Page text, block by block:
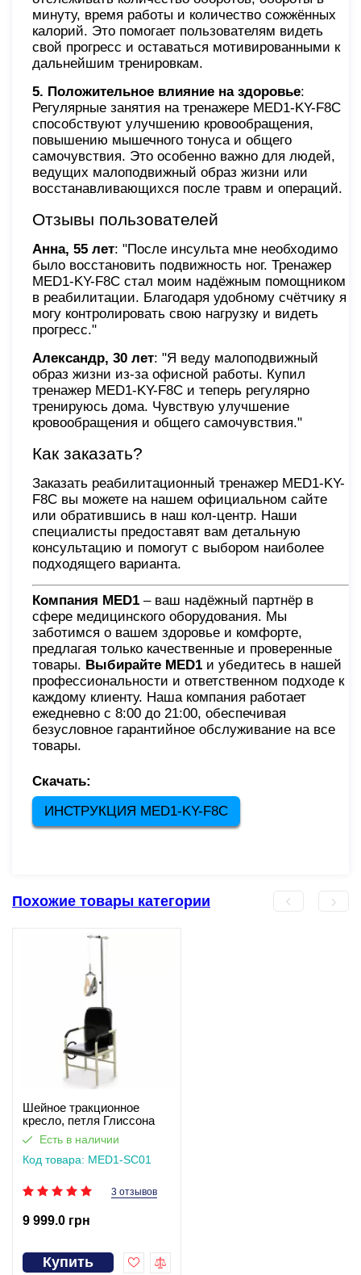
минуту, время работы и количество сожжённых
калорий. Это помогает пользователям видеть
свой прогресс и оставаться мотивированными к
дальнейшим тренировкам.
5. Положительное влияние на здоровье:
Регулярные занятия на тренажере MED1-KY-F8С
способствуют улучшению кровообращения,
повышению мышечного тонуса и общего
самочувствия. Это особенно важно для людей,
ведущих малоподвижный образ жизни или
восстанавливающихся после травм и операций.
Отзывы пользователей
Анна, 55 лет: "После инсульта мне необходимо
было восстановить подвижность ног. Тренажер
MED1-KY-F8С стал моим надёжным помощником
в реабилитации. Благодаря удобному счётчику я
могу контролировать свою нагрузку и видеть
прогресс."
Александр, 30 лет: "Я веду малоподвижный
образ жизни из-за офисной работы. Купил
тренажер MED1-KY-F8С и теперь регулярно
тренируюсь дома. Чувствую улучшение
кровообращения и общего самочувствия."
Как заказать?
Заказать реабилитационный тренажер MED1-KY-
F8С вы можете на нашем официальном сайте
или обратившись в наш кол-центр. Наши
специалисты предоставят вам детальную
консультацию и помогут с выбором наиболее
подходящего варианта.
Компания MED1 – ваш надёжный партнёр в
сфере медицинского оборудования. Мы
заботимся о вашем здоровье и комфорте,
предлагая только качественные и проверенные
товары. Выбирайте MED1 и убедитесь в нашей
профессиональности и ответственном подходе к
каждому клиенту. Наша компания работает
ежедневно с 8:00 до 21:00, обеспечивая
безусловное гарантийное обслуживание на все
товары.
Скачать:
ИНСТРУКЦИЯ MED1-KY-F8С
Похожие товары категории
Шейное тракционное
кресло, петля Глиссона
MED1-SC01
Есть в наличии
Код товара: MED1-SC01
3 отзывов
9 999.0 грн
Купить